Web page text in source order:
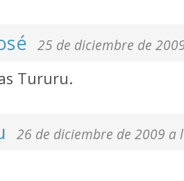
25 de diciembre de
Tururu.
26 de diciembre de 2009 a